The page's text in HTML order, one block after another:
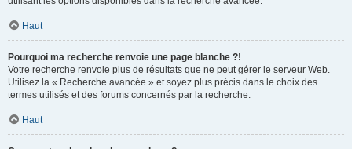
Haut
Pourquoi ma recherche renvoie une page blanche ?!
Votre recherche renvoie plus de résultats que ne peut gérer le serveur Web.
Utilisez la « Recherche avancée » et soyez plus précis dans le choix des
termes utilisés et des forums concernés par la recherche.
Haut